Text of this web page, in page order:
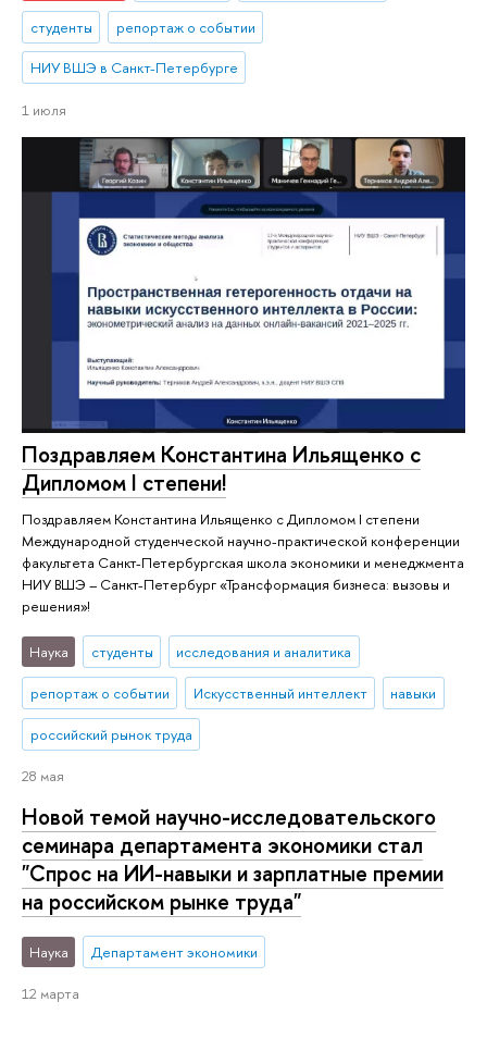
студенты репортаж о событии
НИУ ВШЭ в Санкт-Петербурге
1 июля
Поздравляем Константина Ильященко с
Дипломом I степени!
Поздравляем Константина Ильященко с Дипломом I степени
Международной студенческой научно-практической конференции
факультета Санкт-Петербургская школа экономики и менеджмента
НИУ ВШЭ – Санкт-Петербург «Трансформация бизнеса: вызовы и
решения»!
Наука студенты исследования и аналитика
репортаж о событии Искусственный интеллект навыки
российский рынок труда
28 мая
Новой темой научно-исследовательского
семинара департамента экономики стал
"Спрос на ИИ-навыки и зарплатные премии
на российском рынке труда"
Наука Департамент экономики
12 марта